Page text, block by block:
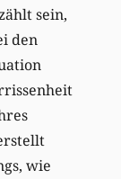
sein,
den
wie